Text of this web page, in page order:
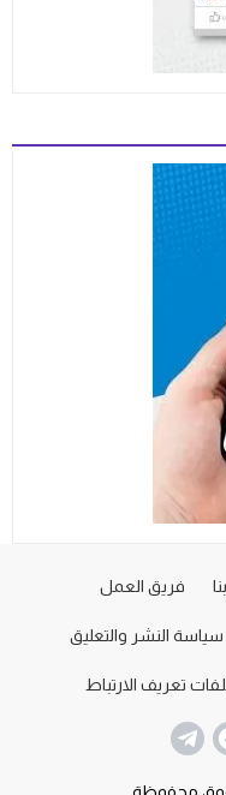
فريق العمل
سياسة النشر والتعليق
تعريف الارتباط